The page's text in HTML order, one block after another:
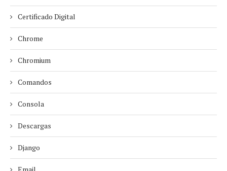
Certificado Digital
Chrome
Chromium
Comandos
Consola
Descargas
Django